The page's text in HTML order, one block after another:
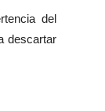
del
descartar